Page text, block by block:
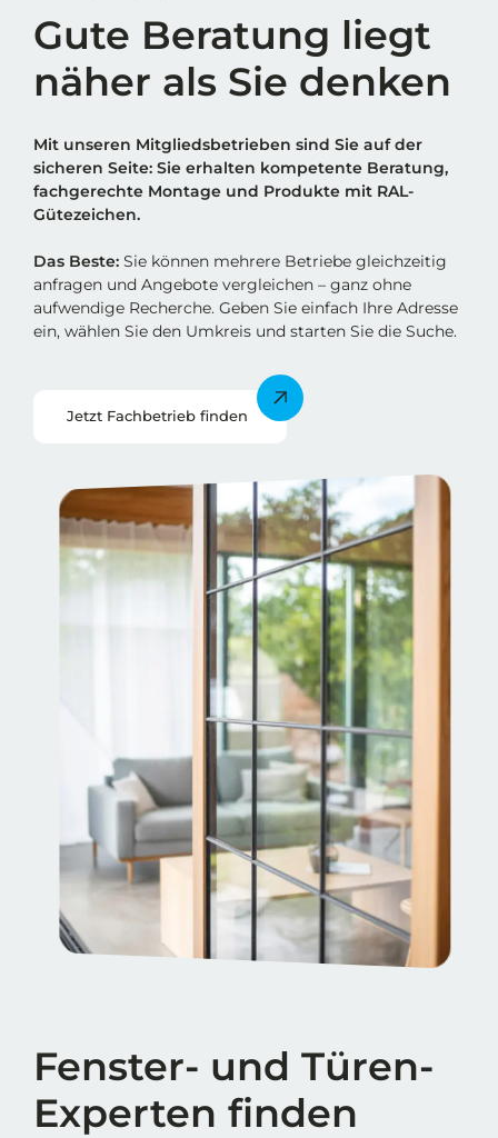
Gute Beratung liegt
näher als Sie denken
Mit unseren Mitgliedsbetrieben sind Sie auf der
sicheren Seite: Sie erhalten kompetente Beratung,
fachgerechte Montage und Produkte mit RAL-
Gütezeichen.
Das Beste: Sie können mehrere Betriebe gleichzeitig
anfragen und Angebote vergleichen – ganz ohne
aufwendige Recherche. Geben Sie einfach Ihre Adresse
ein, wählen Sie den Umkreis und starten Sie die Suche.
Jetzt Fachbetrieb finden
Fenster- und Türen-
Experten finden